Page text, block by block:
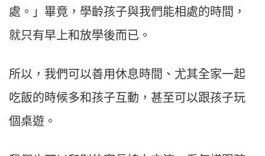
處。」畢竟，學齡孩子與我們能相處的時間，
就只有早上和放學後而已。​
所以，我們可以善用休息時間、尤其全家一起
吃飯的時候多和孩子互動，甚至可以跟孩子玩
個桌遊。